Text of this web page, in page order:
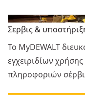
Σερβις &
Το MyDEWALT
εγχειριδίων
πληροφοριών